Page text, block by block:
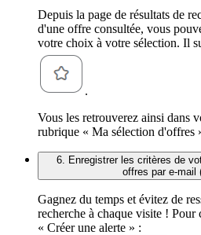
Depuis la page de résultats de
d'une offre consultée, vous
votre choix à votre sélection. Il
.
Vous les retrouverez ainsi dans
rubrique « Ma sélection d'offres
6. Enregistrer les critères de
offres par e-mail
Gagnez du temps et évitez de
recherche à chaque visite !
« Créer une alerte » :